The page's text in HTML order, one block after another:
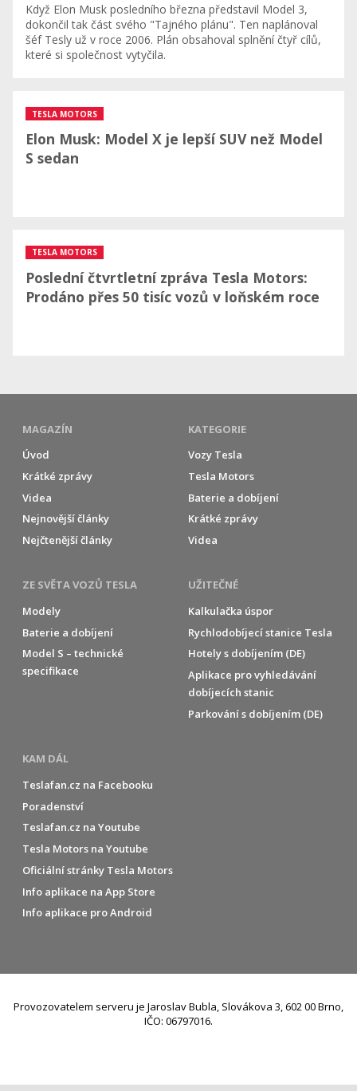
Když Elon Musk posledního března představil Model 3,
dokončil tak část svého "Tajného plánu". Ten naplánoval
šéf Tesly už v roce 2006. Plán obsahoval splnění čtyř cílů,
které si společnost vytyčila.
Elon Musk: Model X je lepší SUV než Model
S sedan
TESLA MOTORS
Poslední čtvrtletní zpráva Tesla Motors:
Prodáno přes 50 tisíc vozů v loňském roce
TESLA MOTORS
MAGAZÍN
Úvod
Krátké zprávy
Videa
Nejnovější články
Nejčtenější články
KATEGORIE
Vozy Tesla
Tesla Motors
Baterie a dobíjení
Krátké zprávy
Videa
ZE SVĚTA VOZŮ TESLA
Modely
Baterie a dobíjení
Model S – technické
specifikace
UŽITEČNÉ
Kalkulačka úspor
Rychlodobíjecí stanice Tesla
Hotely s dobíjením (DE)
Aplikace pro vyhledávání
dobíjecích stanic
Parkování s dobíjením (DE)
KAM DÁL
Teslafan.cz na Facebooku
Poradenství
Teslafan.cz na Youtube
Tesla Motors na Youtube
Oficiální stránky Tesla Motors
Info aplikace na App Store
Info aplikace pro Android
Provozovatelem serveru je Jaroslav Bubla, Slovákova 3, 602 00 Brno,
IČO: 06797016.